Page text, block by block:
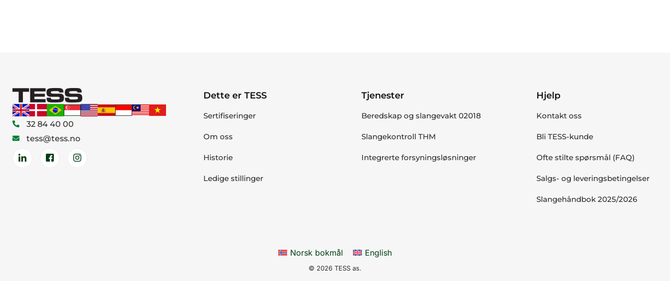
32 84 40 00
tess@tess.no
Dette er TESS
Sertifiseringer
Om oss
Historie
Ledige stillinger
Tjenester
Beredskap og slangevakt 02018
Slangekontroll THM
Integrerte forsyningsløsninger
Hjelp
Kontakt oss
Bli TESS-kunde
Ofte stilte spørsmål (FAQ)
Salgs- og leveringsbetingelser
Slangehåndbok 2025/2026
Norsk bokmål English
© 2026 TESS as.